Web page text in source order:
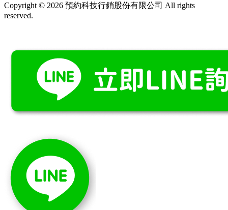
Copyright © 2026 預約科技行銷股份有限公司 All rights
reserved.